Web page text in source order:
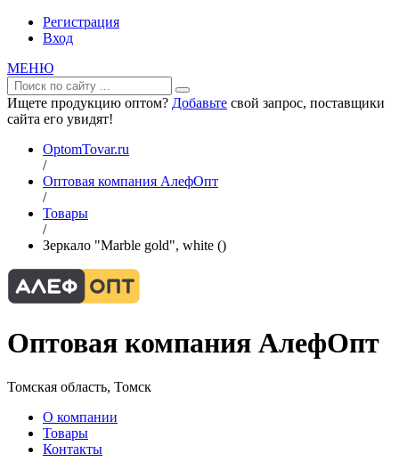
Регистрация
Вход
МЕНЮ
Ищете продукцию оптом? Добавьте свой запрос, поставщики
сайта его увидят!
OptomTovar.ru
/
Оптовая компания АлефОпт
/
Товары
/
Зеркало "Marble gold", white ()
Оптовая компания АлефОпт
Томская область, Томск
О компании
Товары
Контакты